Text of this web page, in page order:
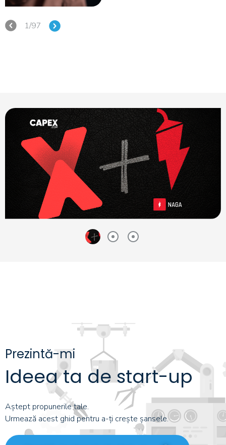
1/97
Prezintă-mi
Ideea ta de start-up
Aștept propunerile tale.
Urmează acest ghid pentru a-ți crește șansele.